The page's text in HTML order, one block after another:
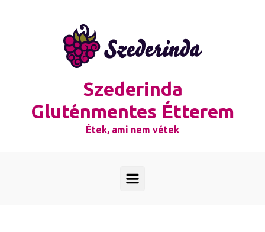
Szederinda
Gluténmentes Étterem
Étek, ami nem vétek